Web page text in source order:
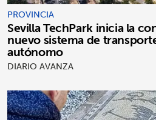
PROVINCIA
Sevilla TechPark inicia la
nuevo sistema de
autónomo
DIARIO AVANZA